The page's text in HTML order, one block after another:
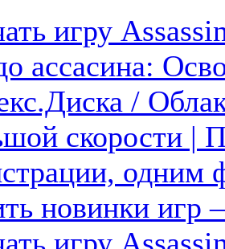
игру
ассасина:
/
скорости |
одним
новинки